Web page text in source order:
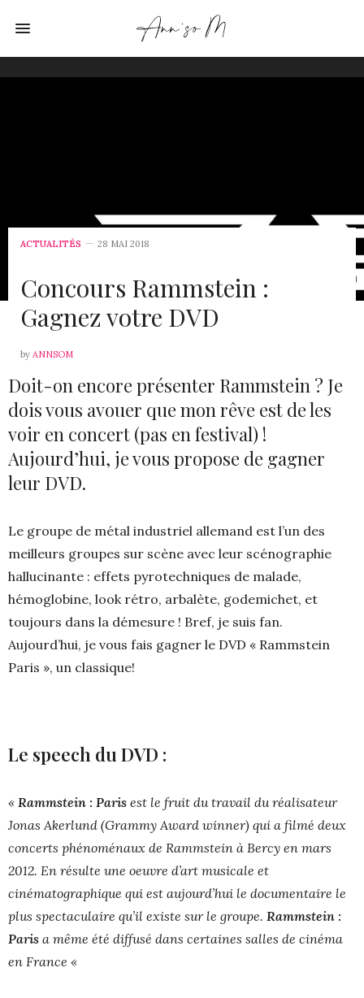
ACTUALITÉS 28 MAI 2018
Concours Rammstein :
Gagnez votre DVD
by ANNSOM
Doit-on encore présenter Rammstein ? Je
dois vous avouer que mon rêve est de les
voir en concert (pas en festival) !
Aujourd’hui, je vous propose de gagner
leur DVD.
Le groupe de métal industriel allemand est l’un des
meilleurs groupes sur scène avec leur scénographie
hallucinante : effets pyrotechniques de malade,
hémoglobine, look rétro, arbalète, godemichet, et
toujours dans la démesure ! Bref, je suis fan.
Aujourd’hui, je vous fais gagner le DVD « Rammstein
Paris », un classique!
Le speech du DVD :
« Rammstein : Paris est le fruit du travail du réalisateur
Jonas Akerlund (Grammy Award winner) qui a filmé deux
concerts phénoménaux de Rammstein à Bercy en mars
2012. En résulte une oeuvre d’art musicale et
cinématographique qui est aujourd’hui le documentaire le
plus spectaculaire qu’il existe sur le groupe. Rammstein :
Paris a même été diffusé dans certaines salles de cinéma
en France «